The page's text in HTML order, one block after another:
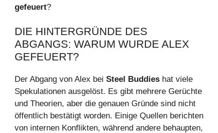
gefeuert?
DIE HINTERGRÜNDE DES
ABGANGS: WARUM WURDE ALEX
GEFEUERT?
Der Abgang von Alex bei Steel Buddies hat viele
Spekulationen ausgelöst. Es gibt mehrere Gerüchte
und Theorien, aber die genauen Gründe sind nicht
öffentlich bestätigt worden. Einige Quellen berichten
von internen Konflikten, während andere behaupten,